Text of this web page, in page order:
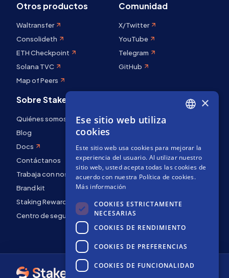
Otros productos
Waltransfer
Consolideth
ETH Checkpoint
Solana TVC
Map of Peers
Comunidad
X/Twitter
YouTube
Telegram
GitHub
Sobre Stakely
Quiénes somos
Blog
Docs
Contáctanos
Trabaja con nosotros
Brand kit
Staking Rewards
Centro de seguridad
FRENCH
×
Ese sitio web utiliza
cookies
Este sitio web usa cookies para mejorar la
experiencia del usuario. Al utilizar nuestro
sitio web, usted acepta todas las cookies de
acuerdo con nuestra Política de cookies.
Más información
COOKIES ESTRICTAMENTE
NECESARIAS
COOKIES DE RENDIMIENTO
COOKIES DE PREFERENCIAS
COOKIES DE FUNCIONALIDAD